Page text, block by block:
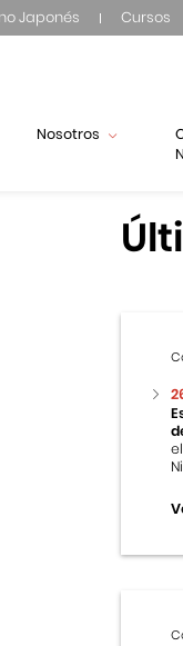
Japonés Cursos
Nosotros